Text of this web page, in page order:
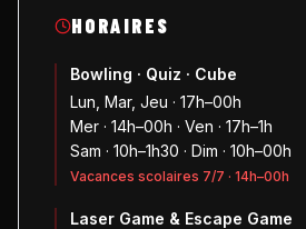
HORAIRES
Bowling · Quiz · Cube
Lun, Mar, Jeu · 17h–00h
Mer · 14h–00h · Ven · 17h–1h
Sam · 10h–1h30 · Dim · 10h–00h
Vacances scolaires 7/7 · 14h–00h
Laser Game & Escape Game